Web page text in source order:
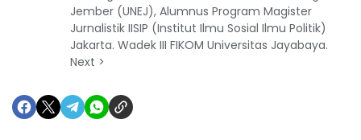
Jember (UNEJ), Alumnus Program Magister
Jurnalistik IISIP (Institut Ilmu Sosial Ilmu Politik)
Jakarta. Wadek III FIKOM Universitas Jayabaya.
Next >